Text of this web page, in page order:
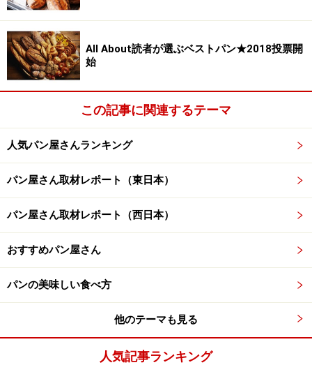
才）
「なかなか1軒に決められず、本当に迷いました...。 この
パンならあのベーカリー、あのパンだったらあっちのベ
ーカリーとお気に入りはあちこちにあるからです。 そう
いった意味で、メゾンカイザーに行けば私の好みのパン
がいつも満遍なく待っていてくれている、という安心感
が決め手でしょうか。 去年も投票したイチヂクのパン。
（東京都女性33才）
ドもおすすめ。」（東京都 男性 39才）
「香りが食欲をそそる。」（神奈川県 男性 32才）
木村周一郎氏（ブーランジェリーエリックカイザージャ
All About読者が選ぶベストパン★2018投票開
始
この記事に関連するテーマ
人気パン屋さんランキング
パン屋さん取材レポート（東日本）
パン屋さん取材レポート（西日本）
おすすめパン屋さん
パンの美味しい食べ方
他のテーマも見る
人気記事ランキング